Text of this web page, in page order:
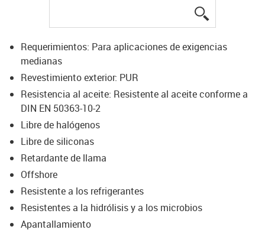
Requerimientos: Para aplicaciones de exigencias
medianas
Revestimiento exterior: PUR
Resistencia al aceite: Resistente al aceite conforme a
DIN EN 50363-10-2
Libre de halógenos
Libre de siliconas
Retardante de llama
Offshore
Resistente a los refrigerantes
Resistentes a la hidrólisis y a los microbios
Apantallamiento